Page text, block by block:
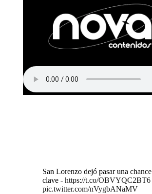
San Lorenzo dejó pasar una chance
clave - https://t.co/OBVYQC2BT6
pic.twitter.com/nVygbANaMV